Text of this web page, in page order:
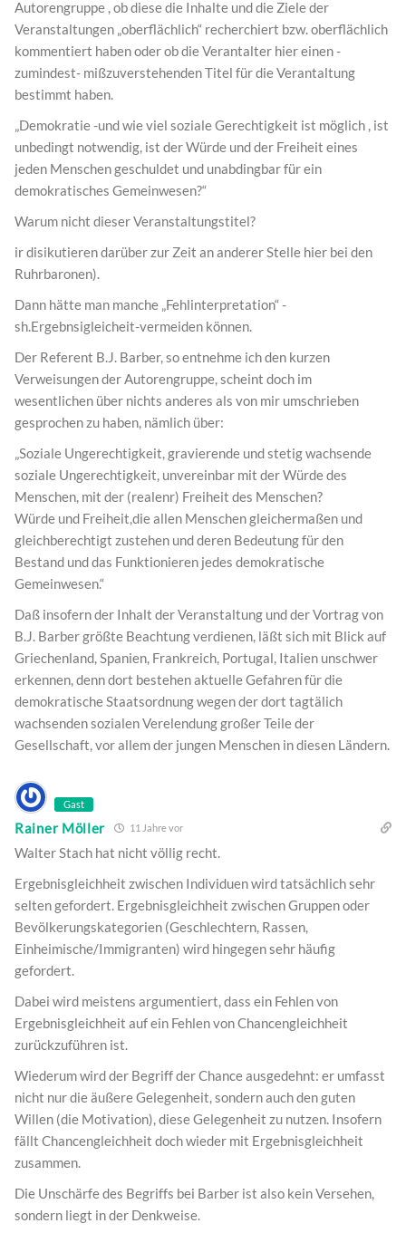
Autorengruppe , ob diese die Inhalte und die Ziele der
Veranstaltungen „oberflächlich“ recherchiert bzw. oberflächlich
kommentiert haben oder ob die Verantalter hier einen -
zumindest- mißzuverstehenden Titel für die Verantaltung
bestimmt haben.
„Demokratie -und wie viel soziale Gerechtigkeit ist möglich , ist
unbedingt notwendig, ist der Würde und der Freiheit eines
jeden Menschen geschuldet und unabdingbar für ein
demokratisches Gemeinwesen?“
Warum nicht dieser Veranstaltungstitel?
ir disikutieren darüber zur Zeit an anderer Stelle hier bei den
Ruhrbaronen).
Dann hätte man manche „Fehlinterpretation“ -
sh.Ergebnsigleicheit-vermeiden können.
Der Referent B.J. Barber, so entnehme ich den kurzen
Verweisungen der Autorengruppe, scheint doch im
wesentlichen über nichts anderes als von mir umschrieben
gesprochen zu haben, nämlich über:
„Soziale Ungerechtigkeit, gravierende und stetig wachsende
soziale Ungerechtigkeit, unvereinbar mit der Würde des
Menschen, mit der (realenr) Freiheit des Menschen?
Würde und Freiheit,die allen Menschen gleichermaßen und
gleichberechtigt zustehen und deren Bedeutung für den
Bestand und das Funktionieren jedes demokratische
Gemeinwesen.“
Daß insofern der Inhalt der Veranstaltung und der Vortrag von
B.J. Barber größte Beachtung verdienen, läßt sich mit Blick auf
Griechenland, Spanien, Frankreich, Portugal, Italien unschwer
erkennen, denn dort bestehen aktuelle Gefahren für die
demokratische Staatsordnung wegen der dort tagtälich
wachsenden sozialen Verelendung großer Teile der
Gesellschaft, vor allem der jungen Menschen in diesen Ländern.
Gast
Rainer Möller 11 Jahre vor
Walter Stach hat nicht völlig recht.
Ergebnisgleichheit zwischen Individuen wird tatsächlich sehr
selten gefordert. Ergebnisgleichheit zwischen Gruppen oder
Bevölkerungskategorien (Geschlechtern, Rassen,
Einheimische/Immigranten) wird hingegen sehr häufig
gefordert.
Dabei wird meistens argumentiert, dass ein Fehlen von
Ergebnisgleichheit auf ein Fehlen von Chancengleichheit
zurückzuführen ist.
Wiederum wird der Begriff der Chance ausgedehnt: er umfasst
nicht nur die äußere Gelegenheit, sondern auch den guten
Willen (die Motivation), diese Gelegenheit zu nutzen. Insofern
fällt Chancengleichheit doch wieder mit Ergebnisgleichheit
zusammen.
Die Unschärfe des Begriffs bei Barber ist also kein Versehen,
sondern liegt in der Denkweise.